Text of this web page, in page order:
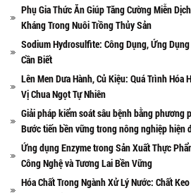
Phụ Gia Thức Ăn Giúp Tăng Cường Miễn
Kháng Trong Nuôi Trồng Thủy Sản
Sodium Hydrosulfite: Công Dụng, Ứng
Cần Biết
Lên Men Dưa Hành, Củ Kiệu: Quá Trình Hóa
Vị Chua Ngọt Tự Nhiên
Giải pháp kiểm soát sâu bệnh bằng phương
Bước tiến bền vững trong nông nghiệp hiện
Ứng dụng Enzyme trong Sản Xuất Thực
Công Nghệ và Tương Lai Bền Vững
Hóa Chất Trong Ngành Xử Lý Nước: Chất